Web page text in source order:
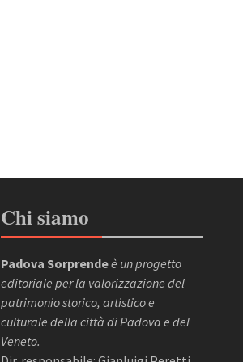
Chi siamo
Padova Sorprendeè un progetto
editoriale per la valorizzazione del
patrimonio storico, artistico e
culturale della città di Padova e del
Veneto.